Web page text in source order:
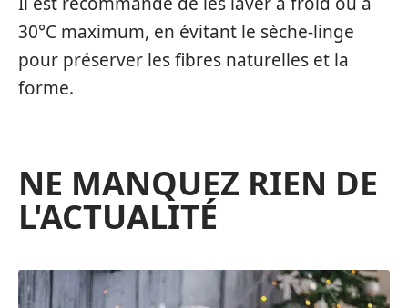
30°C maximum, en évitant le sèche-linge
pour préserver les fibres naturelles et la
forme.
NE MANQUEZ RIEN DE
L'ACTUALITÉ